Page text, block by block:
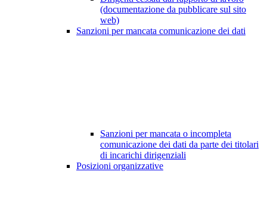
(documentazione da pubblicare sul sito
web)
Sanzioni per mancata comunicazione dei dati
Sanzioni per mancata o incompleta
comunicazione dei dati da parte dei titolari
di incarichi dirigenziali
Posizioni organizzative